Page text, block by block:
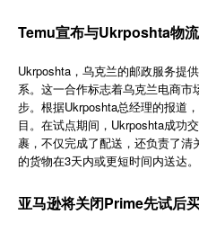
Temu宣布与Ukrposhta物
Ukrposhta，乌克兰的邮政服务提
系。这一合作标志着乌克兰电商
步。根据Ukrposhta总经理的报道
目。在试点期间，Ukrposhta成功
裹，不仅完成了配送，还负责了
的货物在3天内或更短时间内送达。
亚马逊将关闭Prime先试后